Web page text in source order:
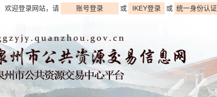
欢迎登录网站，请 账号登录 或 IKEY登录 或 统一身份认